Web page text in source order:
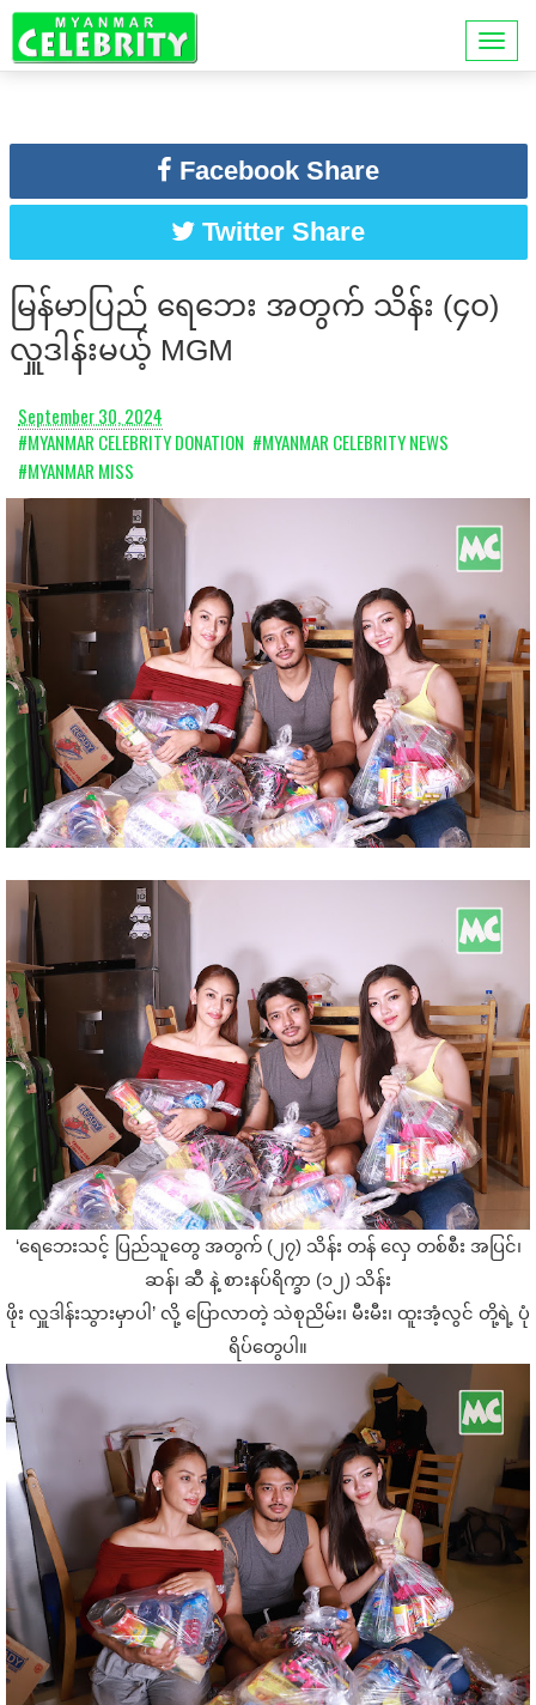
Facebook Share
Twitter Share
မြန်မာပြည် ရေဘေး အတွက် သိန်း (၄၀)
လှူဒါန်းမယ့် MGM
September 30, 2024
#MYANMAR CELEBRITY DONATION #MYANMAR CELEBRITY NEWS
#MYANMAR MISS
‘ရေဘေးသင့် ပြည်သူတွေ အတွက် (၂၇) သိန်း တန် လှေ တစ်စီး အပြင်၊
ဆန်၊ ဆီ နဲ့ စားနပ်ရိက္ခာ (၁၂) သိန်း
ဖိုး လှူဒါန်းသွားမှာပါ’ လို့ ပြောလာတဲ့ သဲစုညိမ်း၊ မီးမီး၊ ထူးအံ့လွင် တို့ရဲ့ ပုံ
ရိပ်တွေပါ။